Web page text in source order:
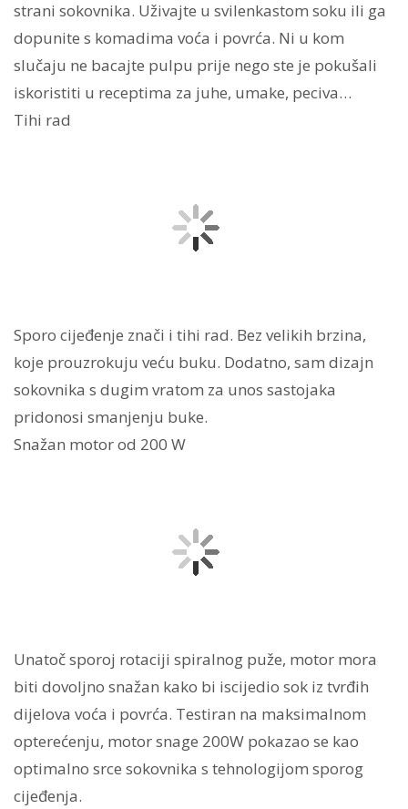
strani sokovnika. Uživajte u svilenkastom soku ili ga
dopunite s komadima voća i povrća. Ni u kom
slučaju ne bacajte pulpu prije nego ste je pokušali
iskoristiti u receptima za juhe, umake, peciva…
Tihi rad
Sporo cijeđenje znači i tihi rad. Bez velikih brzina,
koje prouzrokuju veću buku. Dodatno, sam dizajn
sokovnika s dugim vratom za unos sastojaka
pridonosi smanjenju buke.
Snažan motor od 200 W
Unatoč sporoj rotaciji spiralnog puže, motor mora
biti dovoljno snažan kako bi iscijedio sok iz tvrđih
dijelova voća i povrća. Testiran na maksimalnom
opterećenju, motor snage 200W pokazao se kao
optimalno srce sokovnika s tehnologijom sporog
cijeđenja.